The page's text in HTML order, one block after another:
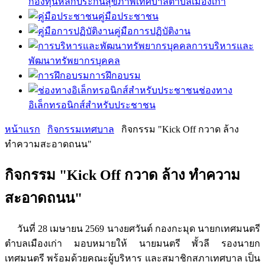
คู่มือประชาชน
คู่มือการปฏิบัติงาน
การบริหารและ
พัฒนาทรัพยากรบุคคล
การฝึกอบรม
ช่องทาง
อิเล็กทรอนิกส์สำหรับประชาชน
หน้าแรก กิจกรรมเทศบาล
กิจกรรม "Kick Off กวาด ล้าง
ทำความสะอาดถนน"
กิจกรรม "Kick Off กวาด ล้าง ทำความ
สะอาดถนน"
วันที่ 28 เมษายน 2569 นางยศวันต์ กองกะมุด นายกเทศมนตรี
ตำบลเมืองเก่า มอบหมายให้ นายมนตรี พั้วลี รองนายก
เทศมนตรี พร้อมด้วยคณะผู้บริหาร และสมาชิกสภาเทศบาล เป็น